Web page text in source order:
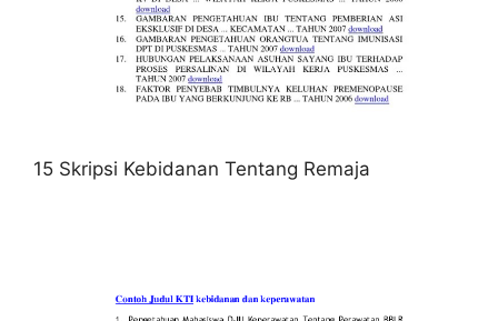
15 Skripsi Kebidanan Tentang Remaja